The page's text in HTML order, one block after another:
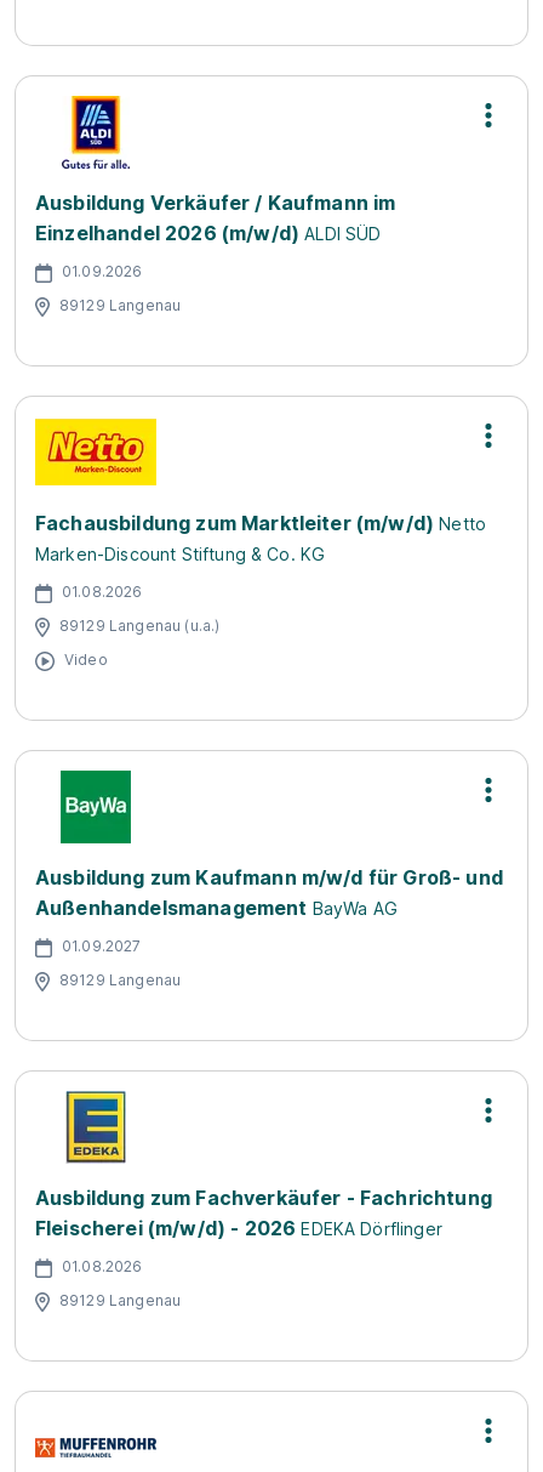
Ausbildung Verkäufer / Kaufmann im
Einzelhandel 2026 (m/w/d) ALDI SÜD
01.09.2026
89129 Langenau
Fachausbildung zum Marktleiter (m/w/d) Netto
Marken-Discount Stiftung & Co. KG
01.08.2026
89129 Langenau (u.a.)
Video
Ausbildung zum Kaufmann m/w/d für Groß- und
Außenhandelsmanagement BayWa AG
01.09.2027
89129 Langenau
Ausbildung zum Fachverkäufer - Fachrichtung
Fleischerei (m/w/d) - 2026 EDEKA Dörflinger
01.08.2026
89129 Langenau